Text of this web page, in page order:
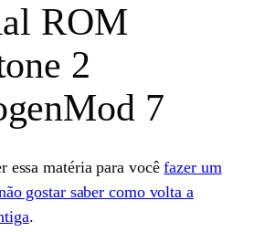
ROM
2
7
essa matéria para vocêfazer um
gostar saber como volta a
.